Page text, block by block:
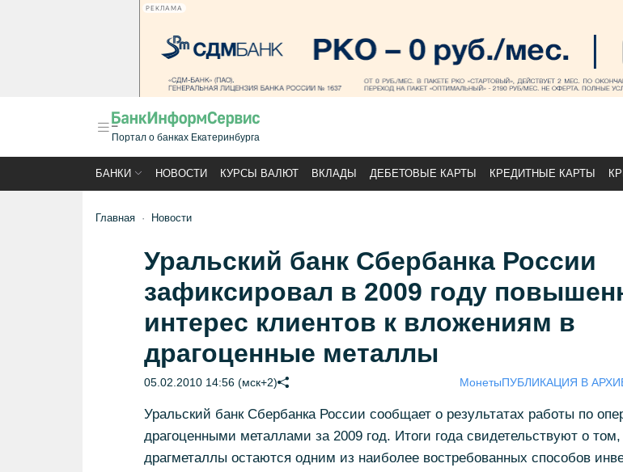
РЕКЛАМА
Портал о банках Екатеринбурга
БАНКИ НОВОСТИ КУРСЫ ВАЛЮТ ВКЛАДЫ ДЕБЕТОВЫЕ КАРТЫ КРЕДИТНЫЕ КАРТЫ
Главная Новости
Уральский банк Сбербанка России
зафиксировал в 2009 году
интерес клиентов к вложениям в
драгоценные металлы
05.02.2010 14:56 (мск+2) МонетыПУБЛИКАЦИЯ В
Уральский банк Сбербанка России сообщает о результатах работы по
драгоценными металлами за 2009 год. Итоги года свидетельствуют о том,
драгметаллы остаются одним из наиболее востребованных способов